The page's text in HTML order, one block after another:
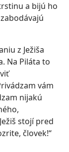
a bijú ho
z Ježiša
Na Piláta to
vám
nijakú
stojí pred
človek!“